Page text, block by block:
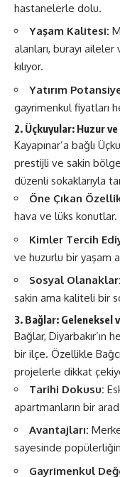
hastanelerle dolu.
Yaşam Kalitesi:
alanları, burayı
kılıyor.
Yatırım
gayrimenkul fiyatları
2. Üçkuyular: Huzur
Kayapınar’a bağlı
prestijli ve sakin
düzenli sokaklarıyla
Öne Çıkan
hava ve lüks konutlar.
Kimler Tercih
ve huzurlu bir yaşam
Sosyal Olanaklar:
sakin ama kaliteli bir
3. Bağlar: Geleneksel
Bağlar, Diyarbakır’ın
bir ilçe. Özellikle
projelerle dikkat
Tarihi Dokusu:
apartmanların bir
Avantajları:
sayesinde
Gayrimenkul